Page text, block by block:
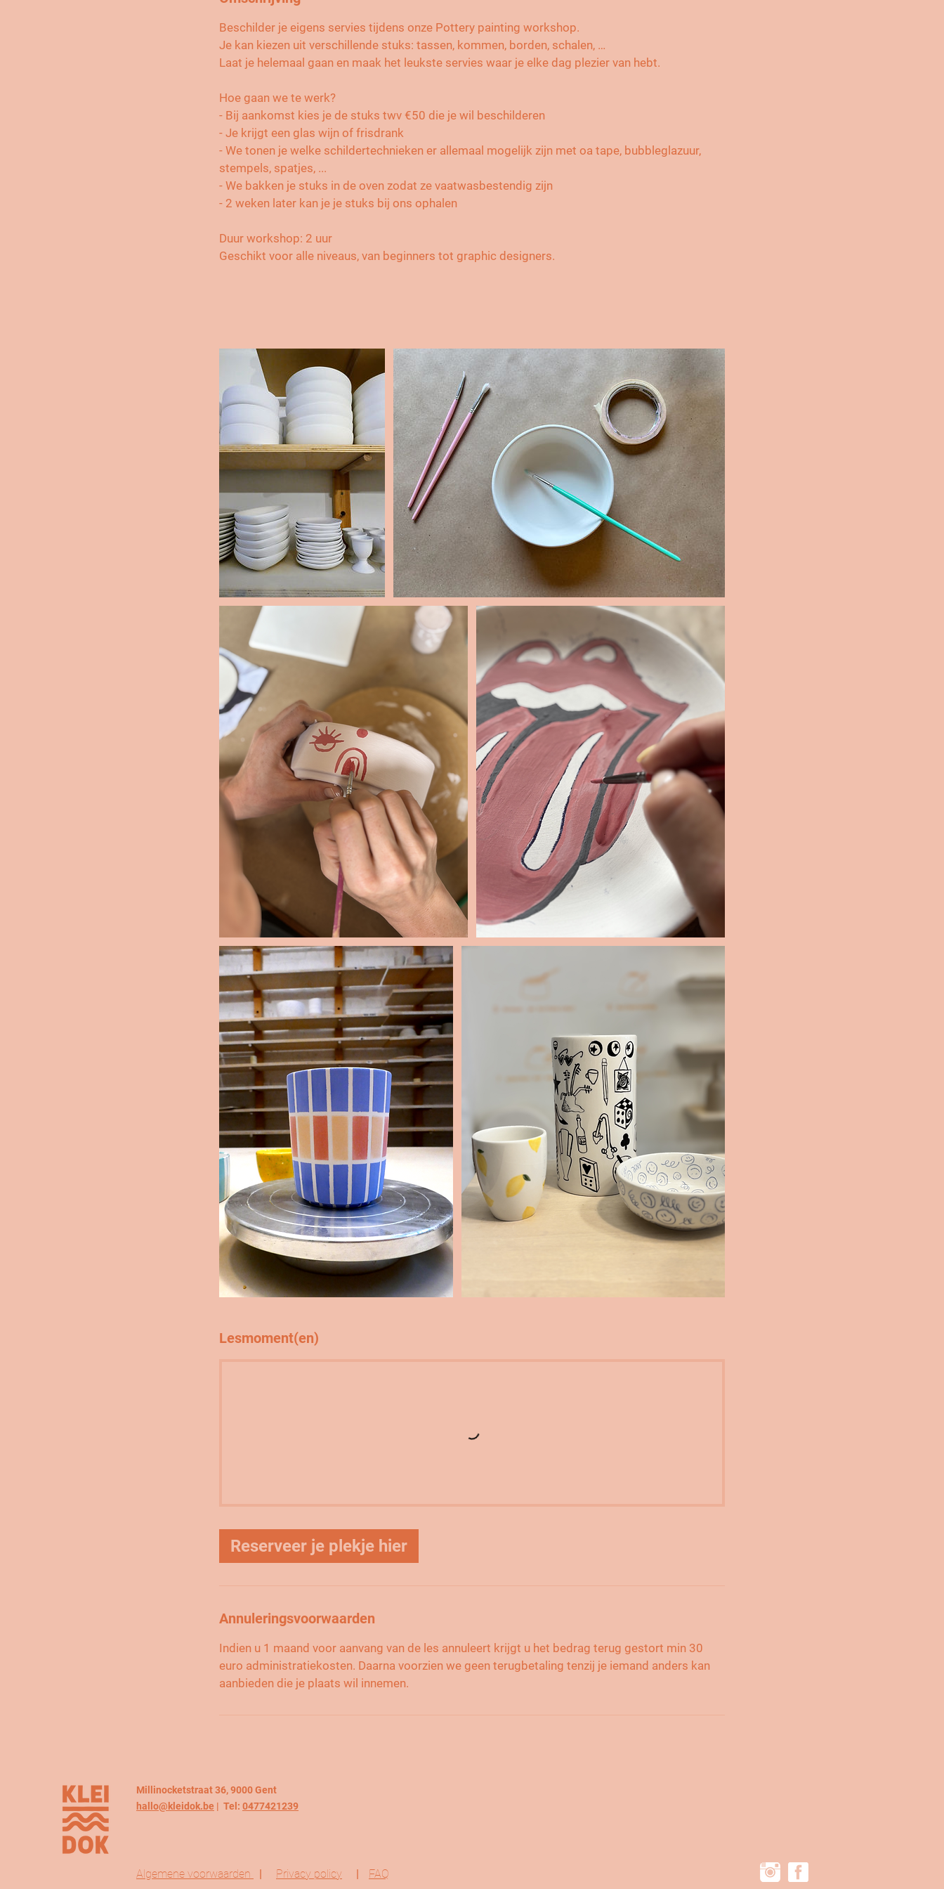
Beschilder je eigens servies tijdens onze Pottery painting workshop.
Je kan kiezen uit verschillende stuks: tassen, kommen, borden, schalen, …
Laat je helemaal gaan en maak het leukste servies waar je elke dag plezier van hebt.
Hoe gaan we te werk?
- Bij aankomst kies je de stuks twv €50 die je wil beschilderen
- Je krijgt een glas wijn of frisdrank
- We tonen je welke schildertechnieken er allemaal mogelijk zijn met oa tape, bubbleglazuur,
stempels, spatjes, ...
- We bakken je stuks in de oven zodat ze vaatwasbestendig zijn
- 2 weken later kan je je stuks bij ons ophalen
Duur workshop: 2 uur
Geschikt voor alle niveaus, van beginners tot graphic designers.
Lesmoment(en)
Reserveer je plekje hier
Annuleringsvoorwaarden
Indien u 1 maand voor aanvang van de les annuleert krijgt u het bedrag terug gestort min 30
euro administratiekosten. Daarna voorzien we geen terugbetaling tenzij je iemand anders kan
Millinocketstraat 36, 9000 Gent
hallo@kleidok.be | Tel: 0477421239
Algemene voorwaarden | Privacy policy | FAQ